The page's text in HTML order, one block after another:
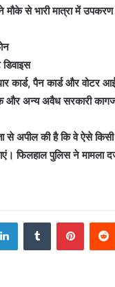
ने मौके से भारी मात्रा में
कार्ड, पैन कार्ड और वोटर
और अन्य अवैध सरकारी
से अपील की है कि वे ऐसे किसी
फिलहाल पुलिस ने मामला
LinkedInTumblr